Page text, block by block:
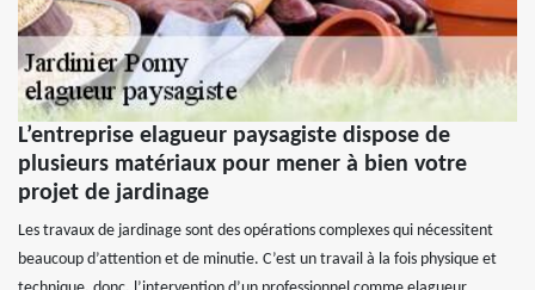
L’entreprise elagueur paysagiste dispose de
plusieurs matériaux pour mener à bien votre
projet de jardinage
Les travaux de jardinage sont des opérations complexes qui nécessitent
beaucoup d’attention et de minutie. C’est un travail à la fois physique et